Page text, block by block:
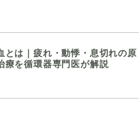
とは｜疲れ・動悸・息切れの原
療を循環器専門医が解説